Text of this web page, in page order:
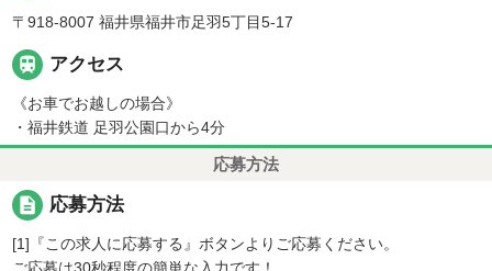
〒918-8007 福井県福井市足羽5丁目5-17
 アクセス
《お車でお越しの場合》
・福井鉄道 足羽公園口から4分
応募方法
description 応募方法
[1]『この求人に応募する』ボタンよりご応募ください。